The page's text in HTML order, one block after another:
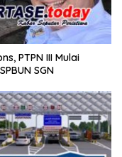
PTPN III Mulai
SGN